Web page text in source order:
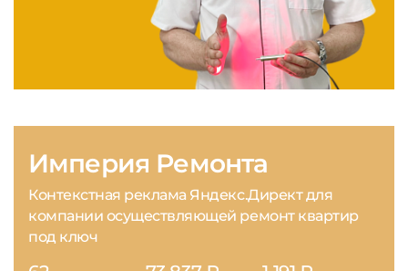
Империя Ремонта
Контекстная реклама Яндекс.Директ для
компании осуществляющей ремонт квартир
под ключ